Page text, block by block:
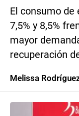
El consumo
7,5% y 8,5%
mayor
recuperación
Melissa